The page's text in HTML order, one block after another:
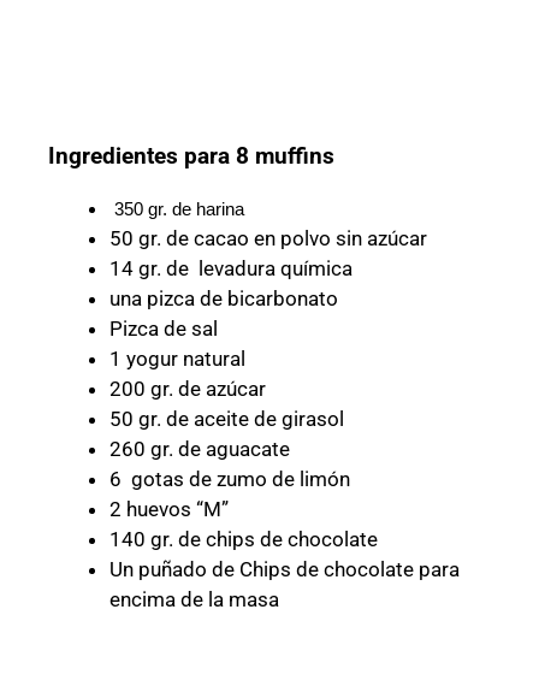
Ingredientes para 8 muffins
350 gr. de harina
50 gr. de cacao en polvo sin azúcar
14 gr. de levadura química
una pizca de bicarbonato
Pizca de sal
1 yogur natural
200 gr. de azúcar
50 gr. de aceite de girasol
260 gr. de aguacate
6 gotas de zumo de limón
2 huevos “M”
140 gr. de chips de chocolate
Un puñado de Chips de chocolate para
encima de la masa